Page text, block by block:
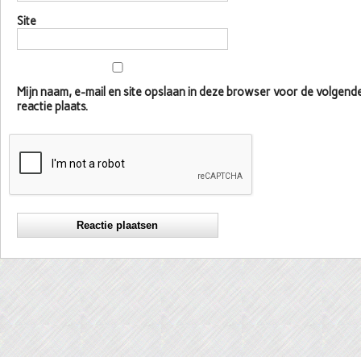
Site
Mijn naam, e-mail en site opslaan in deze browser voor de
reactie plaats.